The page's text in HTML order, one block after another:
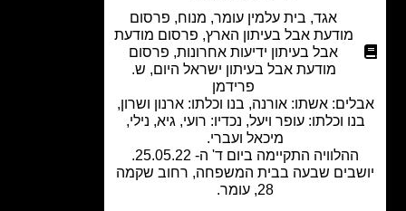
בית עלמין עומר,מנוח,פרסום
מודעת אבל בעיתון הארץ,פרסום מודעת
אבל בעיתון ידיעות אחרונות,פרסום
מודעת אבל בעיתון ישראל היום,ש.
אשתו: אורנה, בנו וכלתו: ארנון ושרון,
וכלתו: עופר ויעל, נכדיו: רועי, גיא, נילי,
מיכאל ועברי.
ההלוויה התקיימה ביום ד' ה- 25.05.22.
שבעה בבית המשפחה, רחוב שקמה